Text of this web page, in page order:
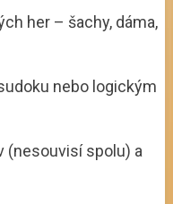
her – šachy, dáma,
nebo logickým
(nesouvisí spolu) a